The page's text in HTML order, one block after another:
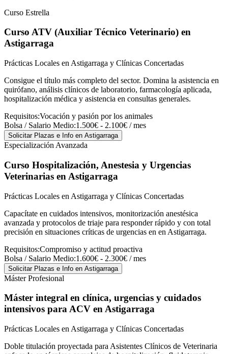
Curso Estrella
Curso ATV (Auxiliar Técnico Veterinario) en
Astigarraga
Prácticas Locales en Astigarraga y Clínicas Concertadas
Consigue el título más completo del sector. Domina la asistencia en
quirófano, análisis clínicos de laboratorio, farmacología aplicada,
hospitalización médica y asistencia en consultas generales.
Requisitos:Vocación y pasión por los animales
Bolsa / Salario Medio:1.500€ - 2.100€ / mes
Solicitar Plazas e Info en Astigarraga
Especialización Avanzada
Curso Hospitalización, Anestesia y Urgencias
Veterinarias en Astigarraga
Prácticas Locales en Astigarraga y Clínicas Concertadas
Capacítate en cuidados intensivos, monitorización anestésica
avanzada y protocolos de triaje para responder rápido y con total
precisión en situaciones críticas de urgencias en en Astigarraga.
Requisitos:Compromiso y actitud proactiva
Bolsa / Salario Medio:1.600€ - 2.300€ / mes
Solicitar Plazas e Info en Astigarraga
Máster Profesional
Máster integral en clínica, urgencias y cuidados
intensivos para ACV en Astigarraga
Prácticas Locales en Astigarraga y Clínicas Concertadas
Doble titulación proyectada para Asistentes Clínicos de Veterinaria